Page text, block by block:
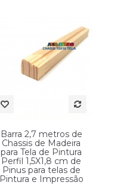
Barra 2,7 metros de
Chassis de Madeira
para Tela de Pintura
Perfil 1,5X1,8 cm de
Pinus para telas de
Pintura e Impressão